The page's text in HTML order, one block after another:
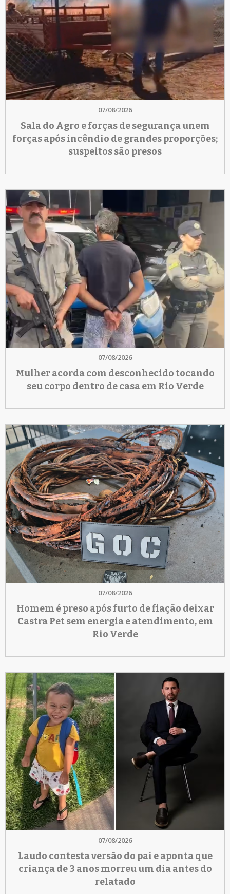
07/08/2026
Sala do Agro e forças de segurança unem
forças após incêndio de grandes proporções;
suspeitos são presos
07/08/2026
Mulher acorda com desconhecido tocando
seu corpo dentro de casa em Rio Verde
07/08/2026
Homem é preso após furto de fiação deixar
Castra Pet sem energia e atendimento, em
Rio Verde
07/08/2026
Laudo contesta versão do pai e aponta que
criança de 3 anos morreu um dia antes do
relatado